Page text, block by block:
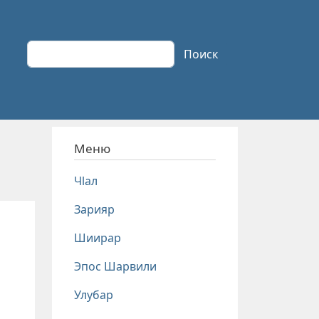
Поиск Поиск
Меню
Чlал
Зарияр
Шиирар
Эпос Шарвили
Улубар